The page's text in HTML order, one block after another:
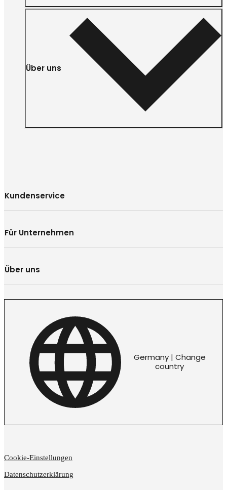
Über uns
Kundenservice
Für Unternehmen
Über uns
Germany | Change
country
Cookie-Einstellungen
Datenschutzerklärung